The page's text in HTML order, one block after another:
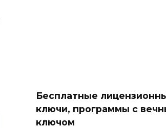
Бесплатные
ключи, программы с
ключом